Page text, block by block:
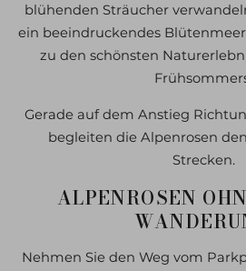
blühenden Sträucher
ein beeindruckendes
zu den schönsten
Gerade auf dem Anstieg
begleiten die Alpenrosen
Strecken.
ALPENROSEN
Nehmen Sie den Weg vom